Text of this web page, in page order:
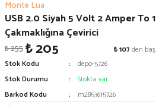
Monte Lua
USB 2.0 Siyah 5 Volt 2 Amper To
Çakmaklığına Çevirici
₺ 255₺ 205 ₺ 107den
Stok Kodu
depo-5726
Stok Durumu
Stokta var
Barkod Kodu
m2853615726